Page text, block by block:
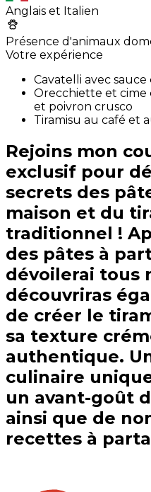
Anglais et Italien
Présence d'animaux
Votre expérience
Cavatelli avec sauce
Orecchiette et cime
et poivron crusco
Tiramisu au café et
Rejoins mon
exclusif pour
secrets des
maison et du
traditionnel !
des pâtes à
dévoilerai tous
découvriras
de créer le
sa texture
authentique.
culinaire
un avant-goût
ainsi que de
recettes à